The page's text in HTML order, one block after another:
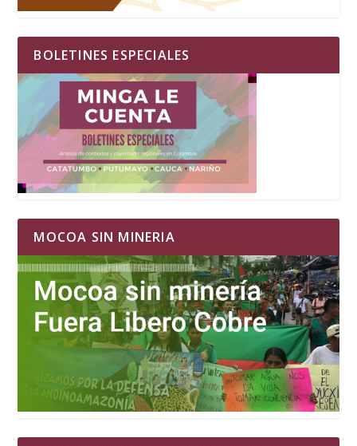
BOLETINES ESPECIALES
MOCOA SIN MINERIA